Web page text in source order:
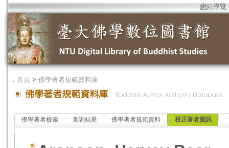
網站導覽
． 首頁 > 佛學著者規範資料庫
佛學著者檢索 查詢結果 佛學著者規範資料 校正著者資訊